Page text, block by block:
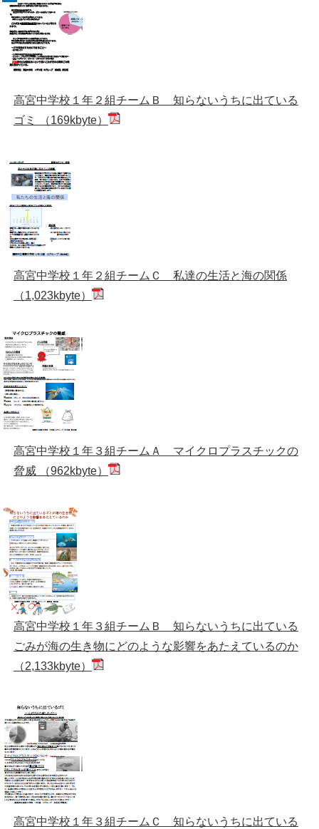
高宮中学校１年２組チームＢ 知らないうちに出ている
ゴミ （169kbyte）
高宮中学校１年２組チームＣ 私達の生活と海の関係
（1,023kbyte）
高宮中学校１年３組チームＡ マイクロプラスチックの
脅威 （962kbyte）
高宮中学校１年３組チームＢ 知らないうちに出ている
ごみが海の生き物にどのような影響をあたえているのか
（2,133kbyte）
高宮中学校１年３組チームＣ 知らないうちに出ている